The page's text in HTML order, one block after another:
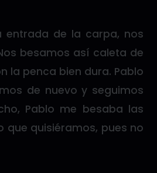
entrada de la carpa, nos
besamos así caleta de
la penca bien dura. Pablo
de nuevo y seguimos
Pablo me besaba las
que quisiéramos, pues no